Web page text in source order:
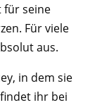
für seine
Für viele
aus.
in dem sie
ihr bei